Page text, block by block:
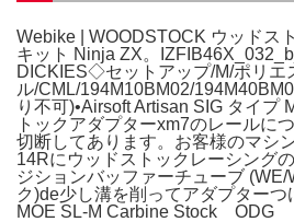
Webike | WOODSTOCK ウッドス
キット Ninja ZX。
DICKIES◇セットアップ/M/ポリエ
ル/CML/194M10BM02/
り不可)•Airsoft Artisan SIG タイプ
トックアダプターxm7のレールに
切断してあります。お客様のマシ
14Rにウッドストックレーシング
ジションバッファーチューブ (WE/
ク)de少し溝を削ってアダプター
MOE SL-M Carbine Stock ODG